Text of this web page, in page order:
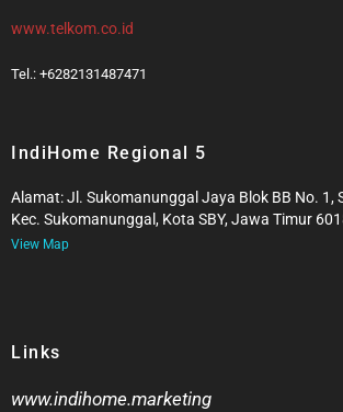
www.telkom.co.id
Tel.: +6282131487471
IndiHome Regional 5
Alamat: Jl. Sukomanunggal Jaya Blok BB No. 1,
Kec. Sukomanunggal, Kota SBY, Jawa Timur
View Map
Links
www.indihome.marketing